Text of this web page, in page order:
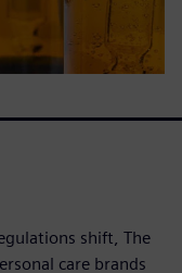
shift, The
care brands